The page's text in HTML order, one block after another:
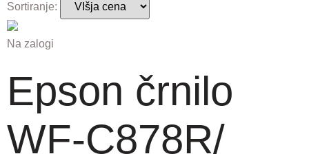
Sortiranje:
Na zalogi
Epson črnilo
WF-C878R/